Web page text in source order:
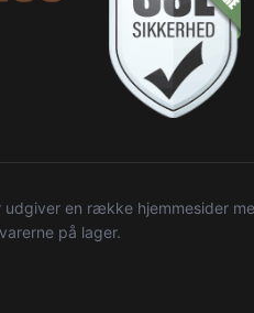
en række hjemmesider
på lager.